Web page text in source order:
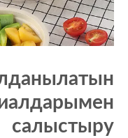
салыстыру